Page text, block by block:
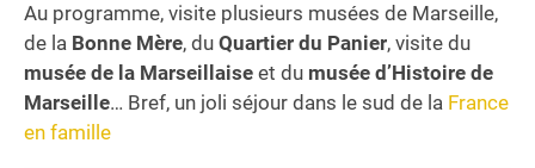
Au programme, visite plusieurs musées de Marseille,
de la Bonne Mère, du Quartier du Panier, visite du
musée de la Marseillaise et du musée d’Histoire de
Marseille… Bref, un joli séjour dans le sud de la France
en famille